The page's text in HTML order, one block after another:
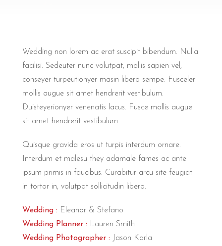
Wedding non lorem ac erat suscipit bibendum. Nulla
facilisi. Sedeuter nunc volutpat, mollis sapien vel,
conseyer turpeutionyer masin libero sempe. Fusceler
mollis augue sit amet hendrerit vestibulum.
Duisteyerionyer venenatis lacus. Fusce mollis augue
sit amet hendrerit vestibulum.
Quisque gravida eros ut turpis interdum ornare.
Interdum et malesu they adamale fames ac ante
ipsum primis in faucibus. Curabitur arcu site feugiat
in tortor in, volutpat sollicitudin libero.
Wedding : Eleanor & Stefano
Wedding Planner : Lauren Smith
Wedding Photographer : Jason Karla